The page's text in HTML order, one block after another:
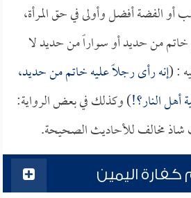
الفضة أفضل وأولى في حق المرأة،
خاتم من حديد أو سواراً من حديد لا
: (إنه رأى رجلاً عليه خاتم من حديد،
أهل النار؟!) وكذلك في بعض الرواية:
مخالف للأحاديث الصحيحة.
اليمين